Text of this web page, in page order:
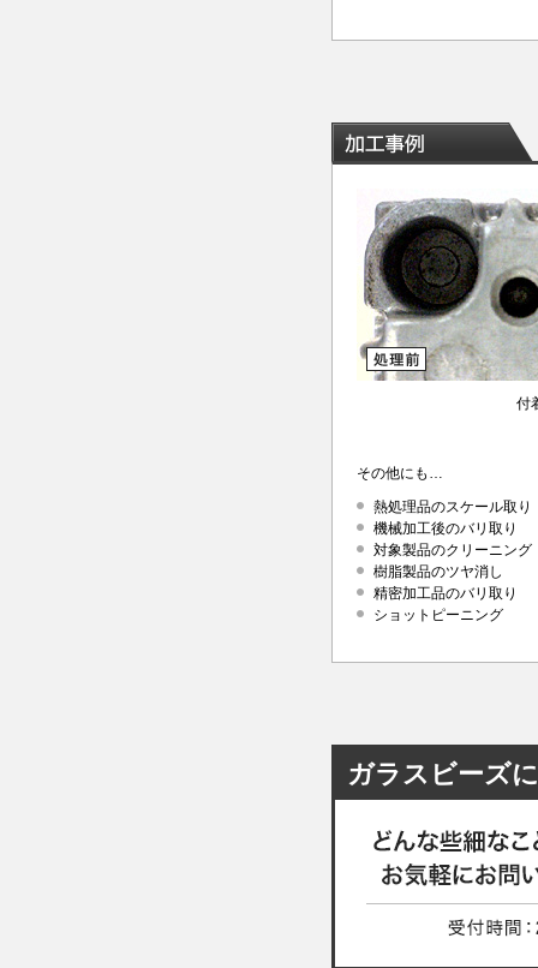
付
その他にも…
熱処理品のスケール取り
機械加工後のバリ取り
対象製品のクリーニング
樹脂製品のツヤ消し
精密加工品のバリ取り
ショットピーニング
ガラスビーズ